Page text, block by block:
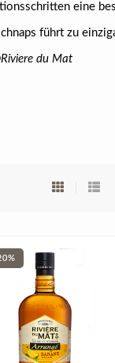
eine
führt zu
du Mat